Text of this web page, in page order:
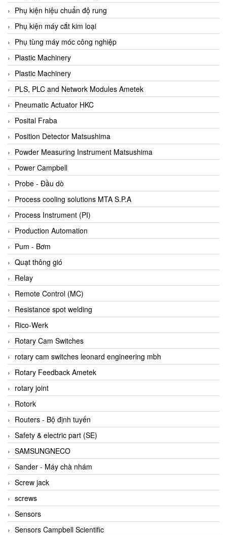
Bently Nevada
Bentone Vietnam
Bernstein Vietnam
Berthold
Bestech
Bestech
BETA
Bifold
Bihl+wiedemann
Bihl+wiedemann
Bilz
Binder Connector
Biotech
BirdX Vietnam
BK Vibro
Black Box
BlackBox Vietnam
BLAGDON PUMP
Bloom Engineering
Boneng
Bopp & Reuther Messtechnik
Bosch
Boydcorp
BRAUN Vietnam
Brinkmann Pumpen
BRONKHORST
Brook Instrument
Brooks Instrument Vietnam
Buhler
BURLING INSTRUMENTS
Burster
BUSCHJOST
Calectro
Campbell Scientific
Phụ kiện hiệu chuẩn độ rung
Phụ kiện máy cắt kim loại
Phụ tùng máy móc công nghiệp
Plastic Machinery
Plastic Machinery
PLS, PLC and Network Modules Ametek
Pneumatic Actuator HKC
Posital Fraba
Position Detector Matsushima
Powder Measuring Instrument Matsushima
Power Campbell
Probe - Đầu dò
Process cooling solutions MTA S.P.A
Process Instrument (PI)
Production Automation
Pum - Bơm
Quạt thông gió
Relay
Remote Control (MC)
Resistance spot welding
Rico-Werk
Rotary Cam Switches
rotary cam switches leonard engineering mbh
Rotary Feedback Ametek
rotary joint
Rotork
Routers - Bộ định tuyến
Safety & electric part (SE)
SAMSUNGNECO
Sander - Máy chà nhám
Screw jack
screws
Sensors
Sensors Campbell Scientific